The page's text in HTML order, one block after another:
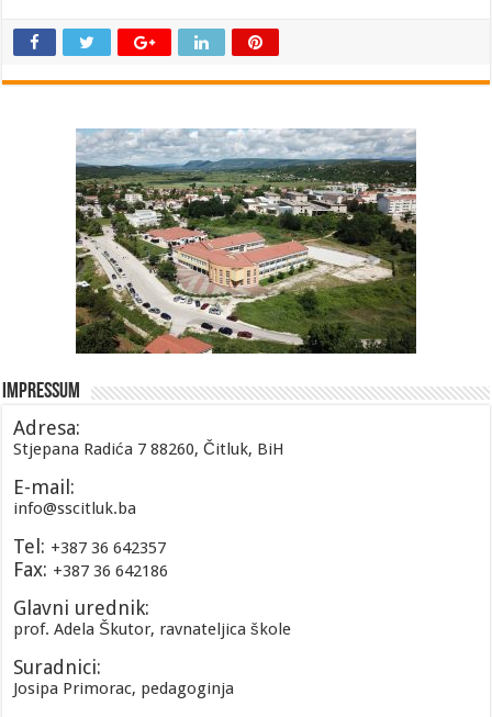
Impressum
Adresa:
Stjepana Radića 7 88260, Čitluk, BiH
E-mail:
info@sscitluk.ba
Tel: +387 36 642357
Fax: +387 36 642186
Glavni urednik:
prof. Adela Škutor, ravnateljica škole
Suradnici:
Josipa Primorac, pedagoginja